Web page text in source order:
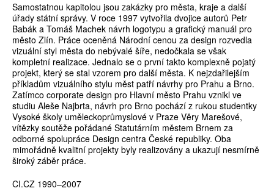
Samostatnou kapitolou jsou zakázky pro města, kraje a další
úřady státní správy. V roce 1997 vytvořila dvojice autorů Petr
Babák a Tomáš Machek návrh logotypu a grafický manuál pro
město Zlín. Práce oceněná Národní cenou za design rozvedla
vizuální styl města do nebývalé šíře, nedočkala se však
kompletní realizace. Jednalo se o první takto komplexně pojatý
projekt, který se stal vzorem pro další města. K nejzdařilejším
příkladům vizuálního stylu měst patří návrhy pro Prahu a Brno.
Zatímco corporate design pro Hlavní město Prahu vznikl ve
studiu Aleše Najbrta, návrh pro Brno pochází z rukou studentky
Vysoké školy uměleckoprůmyslové v Praze Věry Marešové,
vítězky soutěže pořádané Statutárním městem Brnem za
odborné spolupráce Design centra České republiky. Oba
mimořádně kvalitní projekty byly realizovány a ukazují nesmírně
široký záběr práce.
CI.CZ 1990–2007